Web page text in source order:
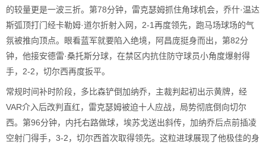
的较量更是一波三折。第78分钟，雷克瑟姆抓住角球机会，乔什·温达
斯弧顶打门经卡勒姆·道尔折射入网，2-1再度领先，跑马场球场的气
氛被推向顶点。眼看蓝军就要陷入绝境，阿昌庞挺身而出，第82分
钟，他接安德雷·桑托斯分球，在禁区内抗住防守球员小角度爆射得
手，2-2，切尔西再度扳平。
常规时间补时阶段，多比森铲倒加纳乔，主裁判起初出示黄牌，经
VAR介入后改判直红，雷克瑟姆被迫十人应战，局势彻底倒向切尔
西。第96分钟，内托右路做球，埃苏戈送出斜传，加纳乔后点前插凌
空射门得手，3-2，切尔西首次取得领先。这粒进球展现了他极佳的身